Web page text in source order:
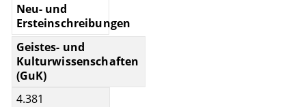
Neu- und
Ersteinschreibungen
Geistes- und
Kulturwissenschaften
(GuK)
4.381